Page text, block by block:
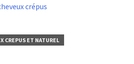
crépus
CREPUS ET NATUREL